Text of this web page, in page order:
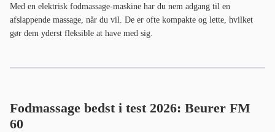
Med en elektrisk fodmassage-maskine har du nem adgang til en
afslappende massage, når du vil. De er ofte kompakte og lette, hvilket
gør dem yderst fleksible at have med sig.
Fodmassage bedst i test 2026: Beurer FM
60